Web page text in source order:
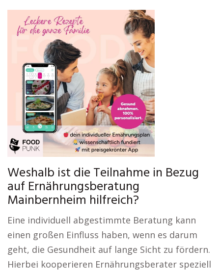
Weshalb ist die Teilnahme in Bezug
auf Ernährungsberatung
Mainbernheim hilfreich?
Eine individuell abgestimmte Beratung kann
einen großen Einfluss haben, wenn es darum
geht, die Gesundheit auf lange Sicht zu fördern.
Hierbei kooperieren Ernährungsberater speziell